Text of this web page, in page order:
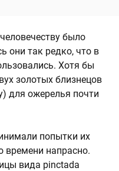
было
они так редко, что в
Хотя бы
золотых близнецов
для ожерелья почти
попытки их
времени напрасно.
вида pinctada